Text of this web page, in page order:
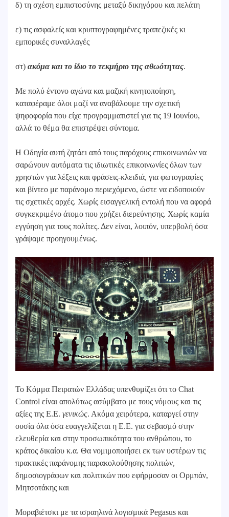
δ) τη σχέση εμπιστοσύνης μεταξύ δικηγόρου και πελάτη
ε) τις ασφαλείς και κρυπτογραφημένες τραπεζικές κι
εμπορικές συναλλαγές
στ) ακόμα και το ίδιο το τεκμήριο της αθωότητας.
Με πολύ έντονο αγώνα και μαζική κινητοποίηση,
καταφέραμε όλοι μαζί να αναβάλουμε την σχετική
ψηφοφορία που είχε προγραμματιστεί για τις 19 Ιουνίου,
αλλά το θέμα θα επιστρέψει σύντομα.
Η Οδηγία αυτή ζητάει από τους παρόχους επικοινωνιών να
σαρώνουν αυτόματα τις ιδιωτικές επικοινωνίες όλων των
χρηστών για λέξεις και φράσεις-κλειδιά, για φωτογραφίες
και βίντεο με παράνομο περιεχόμενο, ώστε να ειδοποιούν
τις σχετικές αρχές. Χωρίς εισαγγελική εντολή που να αφορά
συγκεκριμένο άτομο που χρήζει διερεύνησης. Χωρίς καμία
εγγύηση για τους πολίτες. Δεν είναι, λοιπόν, υπερβολή όσα
γράψαμε προηγουμένως.
Το Κόμμα Πειρατών Ελλάδας υπενθυμίζει ότι το Chat
Control είναι απολύτως ασύμβατο με τους νόμους και τις
αξίες της Ε.Ε. γενικώς. Ακόμα χειρότερα, καταργεί στην
ουσία όλα όσα ευαγγελίζεται η Ε.Ε. για σεβασμό στην
ελευθερία και στην προσωπικότητα του ανθρώπου, το
κράτος δικαίου κ.α. Θα νομιμοποιήσει εκ των υστέρων τις
πρακτικές παράνομης παρακολούθησης πολιτών,
δημοσιογράφων και πολιτικών που εφήρμοσαν οι Ορμπάν,
Μητσοτάκης και
Μοραβιέτσκι με τα ισραηλινά λογισμικά Pegasus και